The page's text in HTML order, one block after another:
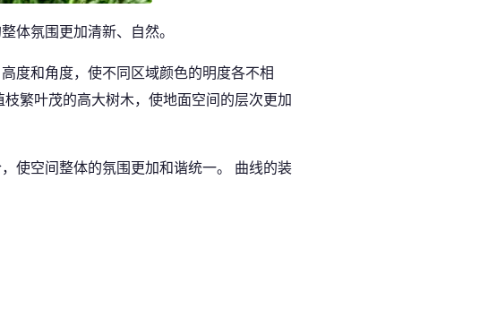
体氛围更加清新、自然。
度和角度，使不同区域颜色的明度各不相
繁叶茂的高大树木，使地面空间的层次更加
使空间整体的氛围更加和谐统一。 曲线的装